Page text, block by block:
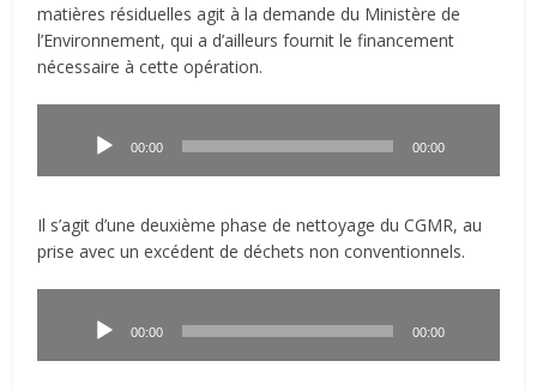
matières résiduelles agit à la demande du Ministère de
l’Environnement, qui a d’ailleurs fournit le financement
nécessaire à cette opération.
00:00 00:00
Il s’agit d’une deuxième phase de nettoyage du CGMR, au
prise avec un excédent de déchets non conventionnels.
00:00 00:00